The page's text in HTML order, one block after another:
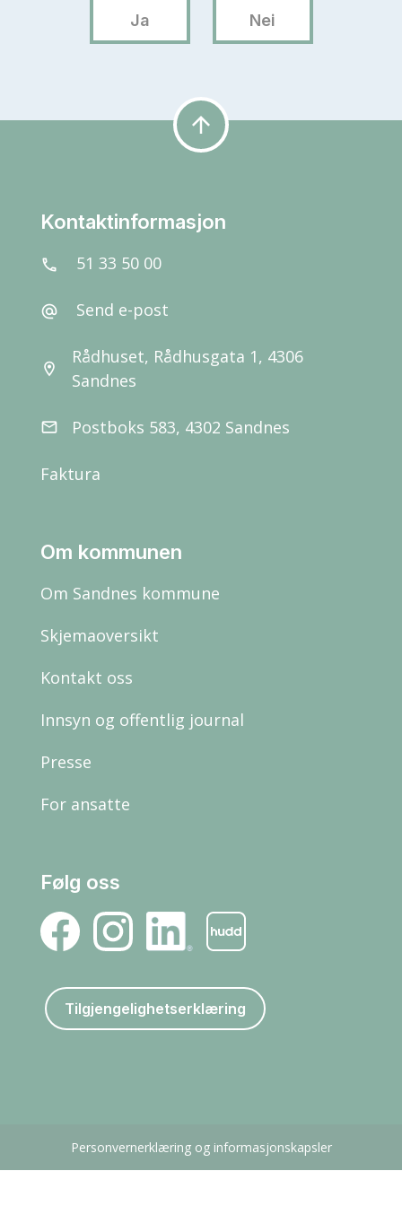
arrow_upward
Kontaktinformasjon
call 51 33 50 00
alternate_email Send e-post
location_on
Rådhuset, Rådhusgata 1, 4306
Sandnes
email Postboks 583, 4302 Sandnes
Faktura
Om kommunen
Om Sandnes kommune
Skjemaoversikt
Kontakt oss
Innsyn og offentlig journal
Presse
For ansatte
Følg oss
Tilgjengelighetserklæring
Personvernerklæring og informasjonskapsler